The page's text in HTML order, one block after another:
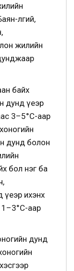
Өлгий,
жилийн
байх
дунд үеэр
3–5°С-аар
дунд болон
бол нэг ба
үеэр ихэнх
1–3°С-аар
дунд